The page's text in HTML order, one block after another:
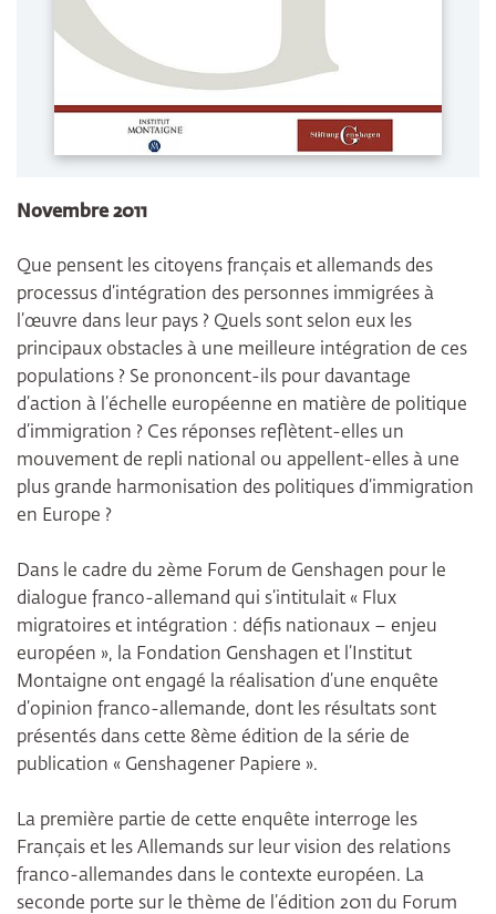
Novembre 2011
Que pensent les citoyens français et allemands des
processus d’intégration des personnes immigrées à
l’œuvre dans leur pays ? Quels sont selon eux les
principaux obstacles à une meilleure intégration de ces
populations ? Se prononcent-ils pour davantage
d’action à l’échelle européenne en matière de politique
d’immigration ? Ces réponses reflètent-elles un
mouvement de repli national ou appellent-elles à une
plus grande harmonisation des politiques d’immigration
en Europe ?
Dans le cadre du 2ème Forum de Genshagen pour le
dialogue franco-allemand qui s’intitulait « Flux
migratoires et intégration : défis nationaux – enjeu
européen », la Fondation Genshagen et l’Institut
Montaigne ont engagé la réalisation d’une enquête
d’opinion franco-allemande, dont les résultats sont
présentés dans cette 8ème édition de la série de
publication « Genshagener Papiere ».
La première partie de cette enquête interroge les
Français et les Allemands sur leur vision des relations
franco-allemandes dans le contexte européen. La
seconde porte sur le thème de l’édition 2011 du Forum